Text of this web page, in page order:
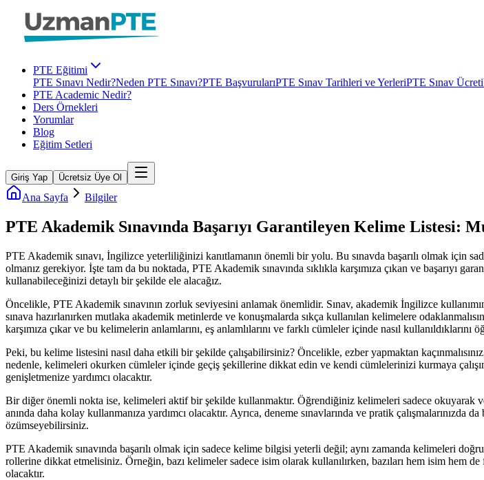
PTE Eğitimi
PTE Sınavı Nedir?Neden PTE Sınavı?PTE BaşvurularıPTE Sınav Tarihleri ve YerleriPTE Sınav Ücreti
PTE Academic Nedir?
Ders Örnekleri
Yorumlar
Blog
Eğitim Setleri
Giriş Yap Ücretsiz Üye Ol
Ana Sayfa Bilgiler
PTE Akademik Sınavında Başarıyı Garantileyen Kelime Listesi:
PTE Akademik sınavı, İngilizce yeterliliğinizi kanıtlamanın önemli bir yolu. Bu sınavda başarılı olmak için
olmanız gerekiyor. İşte tam da bu noktada, PTE Akademik sınavında sıklıkla karşımıza çıkan ve başarıyı
kullanabileceğinizi detaylı bir şekilde ele alacağız.
Öncelikle, PTE Akademik sınavının zorluk seviyesini anlamak önemlidir. Sınav, akademik İngilizce
sınava hazırlanırken mutlaka akademik metinlerde ve konuşmalarda sıkça kullanılan kelimelere
karşımıza çıkar ve bu kelimelerin anlamlarını, eş anlamlılarını ve farklı cümleler içinde nasıl kullanıldıklarını
Peki, bu kelime listesini nasıl daha etkili bir şekilde çalışabilirsiniz? Öncelikle, ezber yapmaktan
nedenle, kelimeleri okurken cümleler içinde geçiş şekillerine dikkat edin ve kendi cümlelerinizi kurmaya çalışın.
genişletmenize yardımcı olacaktır.
Bir diğer önemli nokta ise, kelimeleri aktif bir şekilde kullanmaktır. Öğrendiğiniz kelimeleri sadece okuyarak
anında daha kolay kullanmanıza yardımcı olacaktır. Ayrıca, deneme sınavlarında ve pratik
özümseyebilirsiniz.
PTE Akademik sınavında başarılı olmak için sadece kelime bilgisi yeterli değil; aynı zamanda kelimeleri
rollerine dikkat etmelisiniz. Örneğin, bazı kelimeler sadece isim olarak kullanılırken, bazıları hem isim hem
olacaktır.